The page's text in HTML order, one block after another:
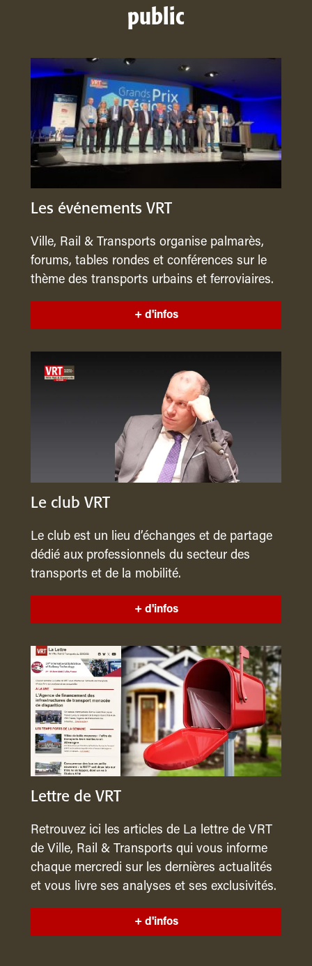
public
Les événements VRT
Ville, Rail & Transports organise palmarès,
forums, tables rondes et conférences sur le
thème des transports urbains et ferroviaires.
+ d'infos
Le club VRT
Le club est un lieu d’échanges et de partage
dédié aux professionnels du secteur des
transports et de la mobilité.
+ d'infos
Lettre de VRT
Retrouvez ici les articles de La lettre de VRT
de Ville, Rail & Transports qui vous informe
chaque mercredi sur les dernières actualités
et vous livre ses analyses et ses exclusivités.
+ d'infos